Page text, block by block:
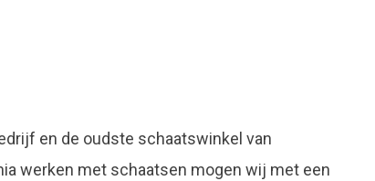
en de oudste schaatswinkel van
werken met schaatsen mogen wij met een